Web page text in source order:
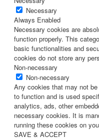
Necessary
Always Enabled
Necessary cookies are
function properly. This
basic functionalities and
cookies do not store any
Non-necessary
Non-necessary
Any cookies that may not
to function and is used
analytics, ads, other
necessary cookies. It is
running these cookies on
SAVE & ACCEPT